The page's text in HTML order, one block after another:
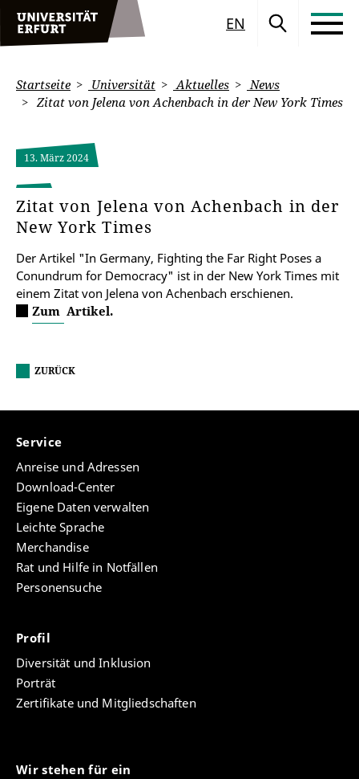
EN
Startseite Universität Aktuelles
News
Zitat von Jelena von Achenbach in der New York Times
13. März 2024
Zitat von Jelena von Achenbach in der
New York Times
Der Artikel "In Germany, Fighting the Far Right Poses a
Conundrum for Democracy" ist in der New York Times mit
einem Zitat von Jelena von Achenbach erschienen.
Zum Artikel.
ZURÜCK
Service
Anreise und Adressen
Download-Center
Eigene Daten verwalten
Leichte Sprache
Merchandise
Rat und Hilfe in Notfällen
Personensuche
Profil
Diversität und Inklusion
Porträt
Zertifikate und Mitgliedschaften
Wir stehen für ein